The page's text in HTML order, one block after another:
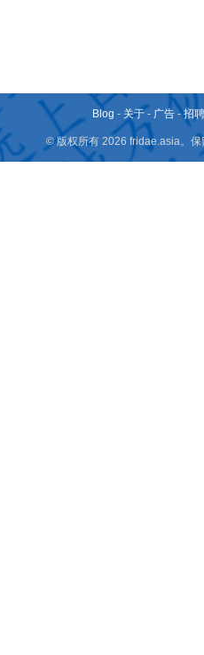
Blog - 关于 - 广告 -招
© 版权所有 2026 fridae.asia。